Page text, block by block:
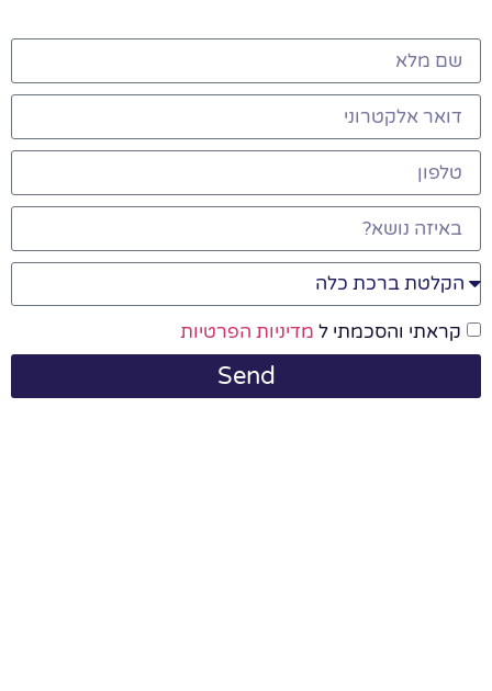
קראתי והסכמתי ל מדיניות הפרטיות
Send